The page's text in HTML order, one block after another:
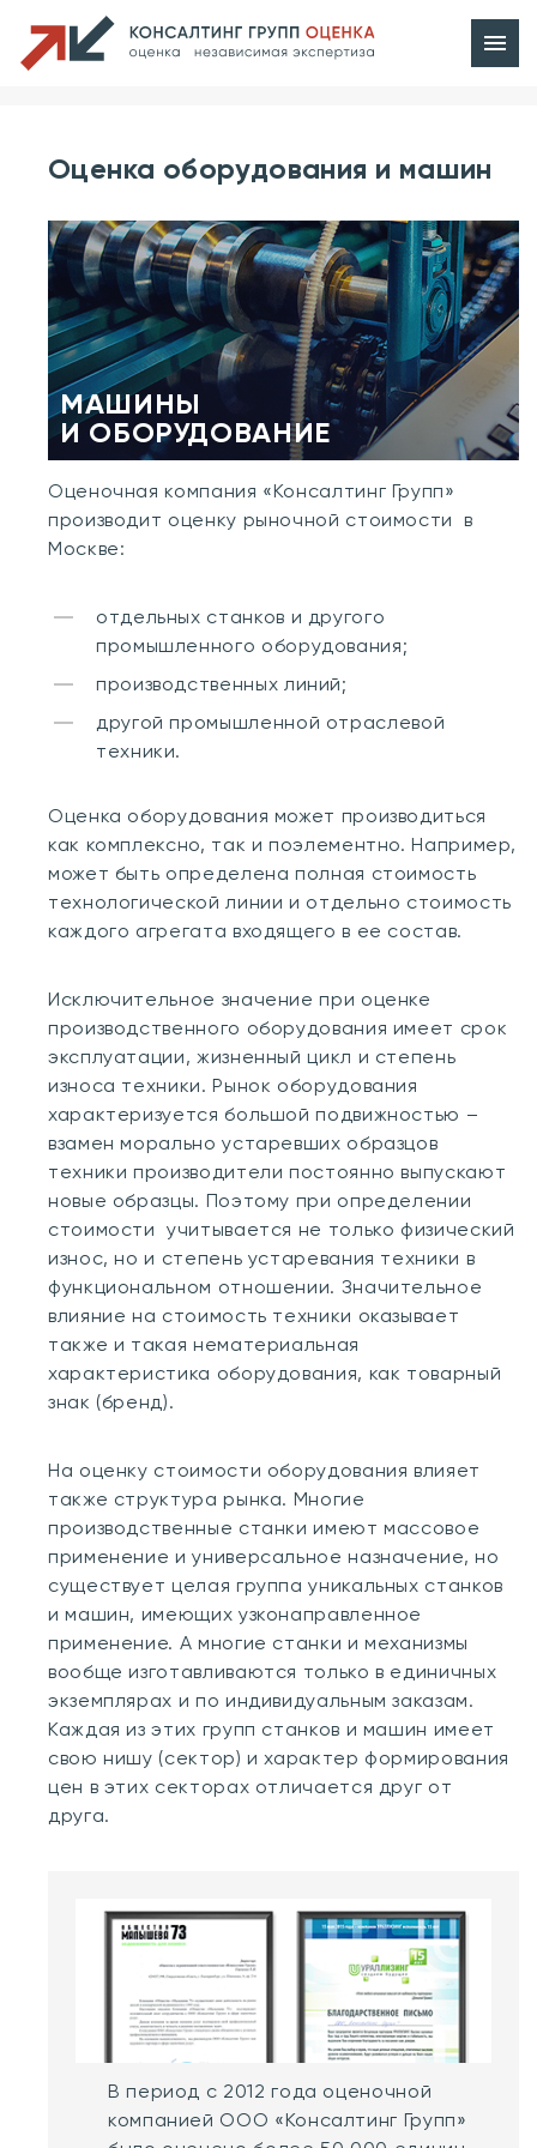
Оценка оборудования и машин
МАШИНЫ
И ОБОРУДОВАНИЕ
Оценочная компания «Консалтинг Групп»
производит оценку рыночной стоимости в
Москве:
отдельных станков и другого
промышленного оборудования;
производственных линий;
другой промышленной отраслевой
техники.
Оценка оборудования может производиться
как комплексно, так и поэлементно. Например,
может быть определена полная стоимость
технологической линии и отдельно стоимость
каждого агрегата входящего в ее состав.
Исключительное значение при оценке
производственного оборудования имеет срок
эксплуатации, жизненный цикл и степень
износа техники. Рынок оборудования
характеризуется большой подвижностью –
взамен морально устаревших образцов
техники производители постоянно выпускают
новые образцы. Поэтому при определении
стоимости учитывается не только физический
износ, но и степень устаревания техники в
функциональном отношении. Значительное
влияние на стоимость техники оказывает
также и такая нематериальная
характеристика оборудования, как товарный
знак (бренд).
На оценку стоимости оборудования влияет
также структура рынка. Многие
производственные станки имеют массовое
применение и универсальное назначение, но
существует целая группа уникальных станков
и машин, имеющих узконаправленное
применение. А многие станки и механизмы
вообще изготавливаются только в единичных
экземплярах и по индивидуальным заказам.
Каждая из этих групп станков и машин имеет
свою нишу (сектор) и характер формирования
цен в этих секторах отличается друг от
друга.
В период с 2012 года оценочной
компанией ООО «Консалтинг Групп»